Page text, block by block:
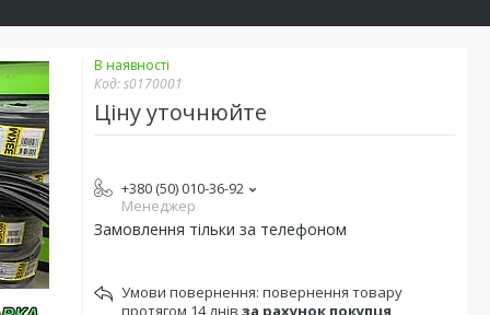
В наявності
Код:s0170001
Ціну уточнюйте
+380 (50) 010-36-92
Менеджер
Замовлення тільки за телефоном
повернення товару
протягом 14 днів за рахунок покупця